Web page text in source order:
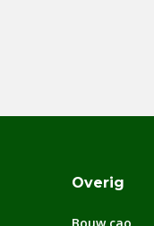
Overig